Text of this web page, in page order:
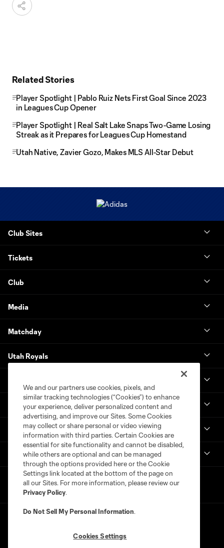
Related Stories
Player Spotlight | Pablo Ruiz Nets First Goal Since 2023
in Leagues Cup Opener
Player Spotlight | Real Salt Lake Snaps Two-Game Losing
Streak as it Prepares for Leagues Cup Homestand
Utah Native, Zavier Gozo, Makes MLS All-Star Debut
Club Sites
Tickets
Club
Media
Matchday
Utah Royals
More
Get in Touch
We and our partners use cookies, pixels, and
similar tracking technologies (“Cookies”) to enhance
your experience, deliver personalized content and
advertising, and improve our Sites. Some Cookies
may collect or share personal or video viewing
information with third parties. Certain Cookies are
essential for site functionality and cannot be disabled,
while others are optional and can be managed
through the options provided here or the Cookie
Settings link located at the bottom of the page on
all our Sites. For more information, please review our
Privacy Policy.
Do Not Sell My Personal Information.
Cookies Settings